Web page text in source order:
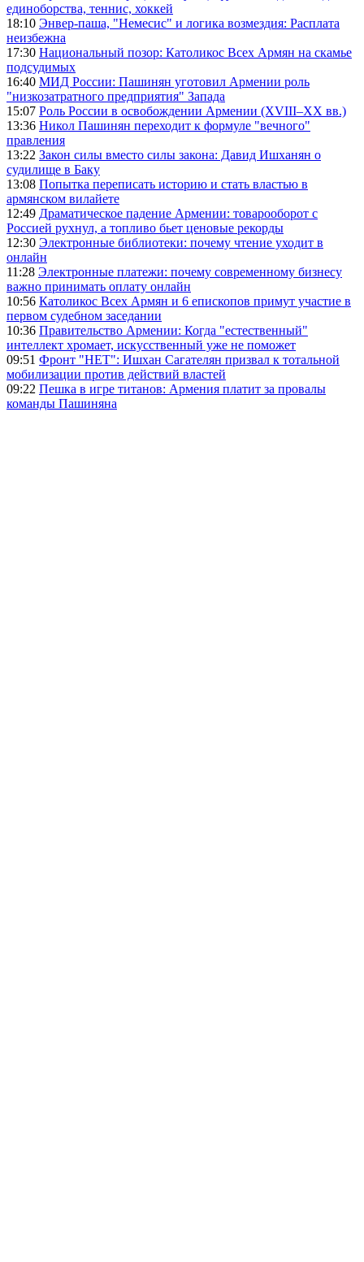
единоборства, теннис, хоккей
18:10 Энвер-паша, "Немесис" и логика возмездия: Расплата
неизбежна
17:30 Национальный позор: Католикос Всех Армян на скамье
подсудимых
16:40 МИД России: Пашинян уготовил Армении роль
"низкозатратного предприятия" Запада
15:07 Роль России в освобождении Армении (XVIII–XX вв.)
13:36 Никол Пашинян переходит к формуле "вечного"
правления
13:22 Закон силы вместо силы закона: Давид Ишханян о
судилище в Баку
13:08 Попытка переписать историю и стать властью в
армянском вилайете
12:49 Драматическое падение Армении: товарооборот с
Россией рухнул, а топливо бьет ценовые рекорды
12:30 Электронные библиотеки: почему чтение уходит в
онлайн
11:28 Электронные платежи: почему современному бизнесу
важно принимать оплату онлайн
10:56 Католикос Всех Армян и 6 епископов примут участие в
первом судебном заседании
10:36 Правительство Армении: Когда "естественный"
интеллект хромает, искусственный уже не поможет
09:51 Фронт "НЕТ": Ишхан Сагателян призвал к тотальной
мобилизации против действий властей
09:22 Пешка в игре титанов: Армения платит за провалы
команды Пашиняна